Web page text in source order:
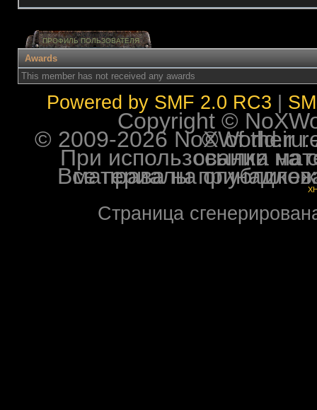
ПРОФИЛЬ ПОЛЬЗОВАТЕЛЯ
Awards
This member has not received any awards
Powered by SMF 2.0 RC3
Copyright ©
© 2009-2026 NoXWorld.ru. All
При использовании
Все права на опубликованные на форуме
Страница